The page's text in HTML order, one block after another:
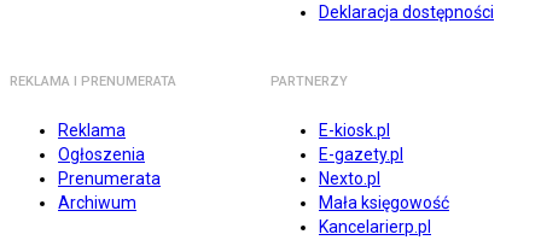
Deklaracja dostępności
REKLAMA I PRENUMERATA
Reklama
Ogłoszenia
Prenumerata
Archiwum
PARTNERZY
E-kiosk.pl
E-gazety.pl
Nexto.pl
Mała księgowość
Kancelarierp.pl